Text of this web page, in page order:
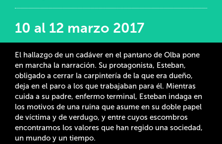
10 al 12 marzo 2017
El hallazgo de un cadáver en el pantano de Olba pone
en marcha la narración. Su protagonista, Esteban,
obligado a cerrar la carpintería de la que era dueño,
deja en el paro a los que trabajaban para él. Mientras
cuida a su padre, enfermo terminal, Esteban indaga en
los motivos de una ruina que asume en su doble papel
de víctima y de verdugo, y entre cuyos escombros
encontramos los valores que han regido una sociedad,
un mundo y un tiempo.